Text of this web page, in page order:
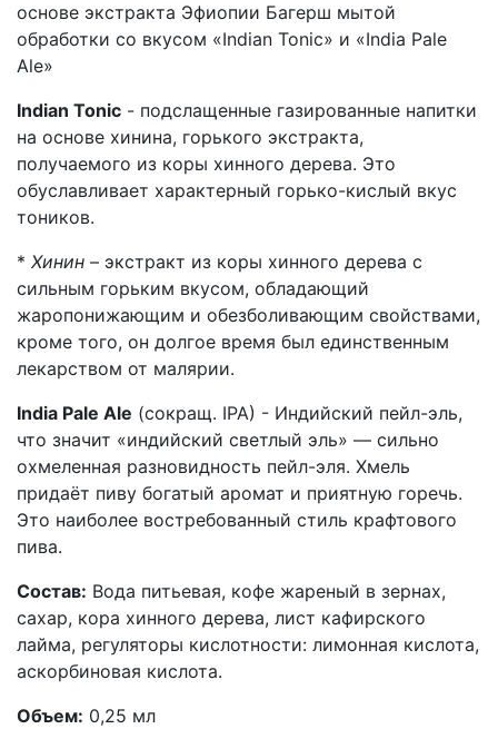
основе экстракта Эфиопии Багерш мытой
обработки со вкусом «Indian Tonic» и «India Pale
Ale»
Indian Tonic - подслащенные газированные напитки
на основе хинина, горького экстракта,
получаемого из коры хинного дерева. Это
обуславливает характерный горько-кислый вкус
тоников.
* Хинин – экстракт из коры хинного дерева с
сильным горьким вкусом, обладающий
жаропонижающим и обезболивающим свойствами,
кроме того, он долгое время был единственным
лекарством от малярии.
India Pale Ale (сокращ. IPA) - Индийский пейл-эль,
что значит «индийский светлый эль» — сильно
охмеленная разновидность пейл-эля. Хмель
придаёт пиву богатый аромат и приятную горечь.
Это наиболее востребованный стиль крафтового
пива.
Состав: Вода питьевая, кофе жареный в зернах,
сахар, кора хинного дерева, лист кафирского
лайма, регуляторы кислотности: лимонная кислота,
аскорбиновая кислота.
Объем: 0,25 мл